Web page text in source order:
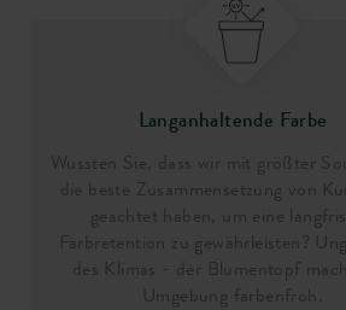
Langanhaltende Farbe
Wussten Sie, dass wir mit größter
die beste Zusammensetzung von
geachtet haben, um eine
Farbretention zu gewährleisten?
des Klimas - der Blumentopf
Umgebung farbenfroh.